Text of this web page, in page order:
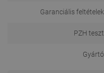
Garanciális feltételek
PZH teszt
Gyártó